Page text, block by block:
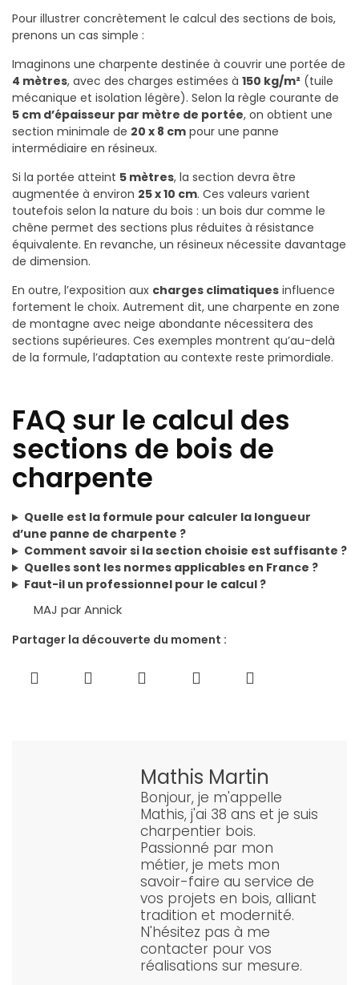
Pour illustrer concrètement le calcul des sections de bois,
prenons un cas simple :
Imaginons une charpente destinée à couvrir une portée de
4 mètres, avec des charges estimées à 150 kg/m² (tuile
mécanique et isolation légère). Selon la règle courante de
5 cm d’épaisseur par mètre de portée, on obtient une
section minimale de 20 x 8 cm pour une panne
intermédiaire en résineux.
Si la portée atteint 5 mètres, la section devra être
augmentée à environ 25 x 10 cm. Ces valeurs varient
toutefois selon la nature du bois : un bois dur comme le
chêne permet des sections plus réduites à résistance
équivalente. En revanche, un résineux nécessite davantage
de dimension.
En outre, l’exposition aux charges climatiques influence
fortement le choix. Autrement dit, une charpente en zone
de montagne avec neige abondante nécessitera des
sections supérieures. Ces exemples montrent qu’au-delà
de la formule, l’adaptation au contexte reste primordiale.
FAQ sur le calcul des
sections de bois de
charpente
Quelle est la formule pour calculer la longueur
d’une panne de charpente ?
Comment savoir si la section choisie est suffisante ?
Quelles sont les normes applicables en France ?
Faut-il un professionnel pour le calcul ?
MAJ par Annick
Partager la découverte du moment :
Mathis Martin
Bonjour, je m'appelle
Mathis, j'ai 38 ans et je suis
charpentier bois.
Passionné par mon
métier, je mets mon
savoir-faire au service de
vos projets en bois, alliant
tradition et modernité.
N'hésitez pas à me
contacter pour vos
réalisations sur mesure.